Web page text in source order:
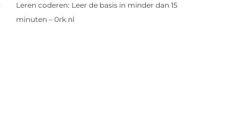
Leren coderen: Leer de basis in minder dan 15
minuten – 0rk.nl